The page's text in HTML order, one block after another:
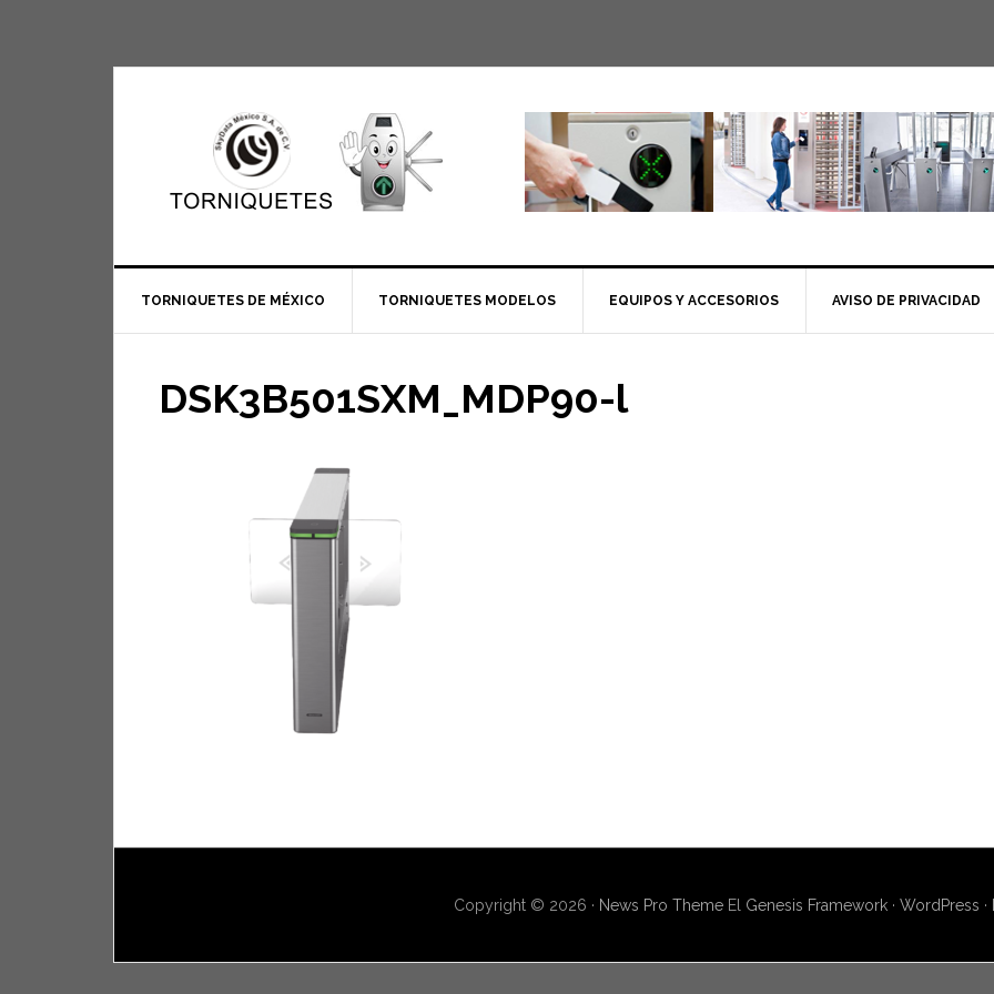
TORNIQUETES DE MÉXICO TORNIQUETES MODELOS EQUIPOS Y ACCESORIOS AVISO DE PRIVACIDAD
DSK3B501SXM_MDP90-l
Copyright © 2026 · News Pro Theme El Genesis Framework · WordPress ·